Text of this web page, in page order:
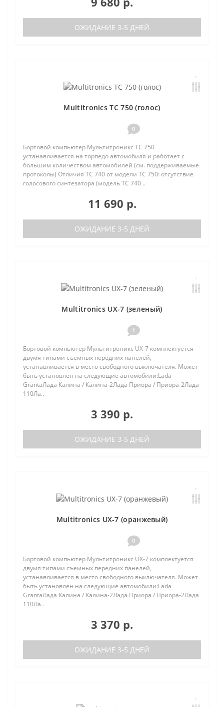
ОЖИДАНИЕ 3-5 ДНЕЙ
Multitronics TC 750 (голос)
0
Бортовой компьютер Мультитроникс TC 750
устанавливается на торпедо автомобиля и работает с
большим количеством автомобилей (см. поддерживаемые
протоколы) Отличия TC 740 от модели TC 750: отсутствие
голосового синтезатора (модель TC 740 ..
11 690 р.
ОЖИДАНИЕ 3-5 ДНЕЙ
Multitronics UX-7 (зеленый)
1
Бортовой компьютер Мультитроникс UX-7 комплектуется
двумя типами съемных передних панелей,
устанавливается в место свободного выключателя. Может
быть установлен на следующие автомобили:Lada
GrantaЛада Калина / Калина-2Лада Приора / Приора-2Лада
110Ла..
3 390 р.
ОЖИДАНИЕ 3-5 ДНЕЙ
Multitronics UX-7 (оранжевый)
0
Бортовой компьютер Мультитроникс UX-7 комплектуется
двумя типами съемных передних панелей,
устанавливается в место свободного выключателя. Может
быть установлен на следующие автомобили:Lada
GrantaЛада Калина / Калина-2Лада Приора / Приора-2Лада
110Ла..
3 370 р.
ОЖИДАНИЕ 3-5 ДНЕЙ